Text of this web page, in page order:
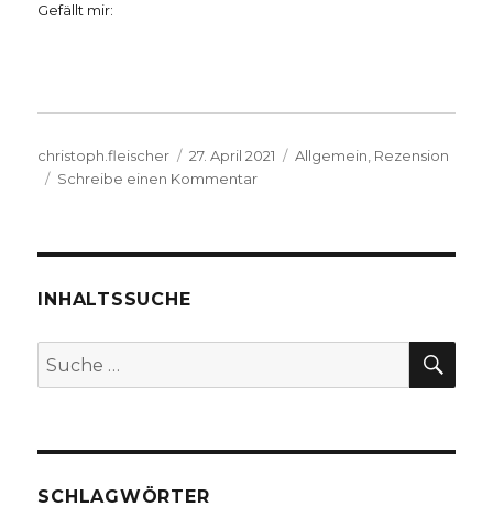
Gefällt mir:
Autor
christoph.fleischer
Veröffentlicht
am
27. April 2021 Kategorien
Allgemein Rezension
Schreibe einen Kommentarzu
stoßen,
von
Welver
INHALTSSUCHE
Suche
nach:
SCHLAGWÖRTER